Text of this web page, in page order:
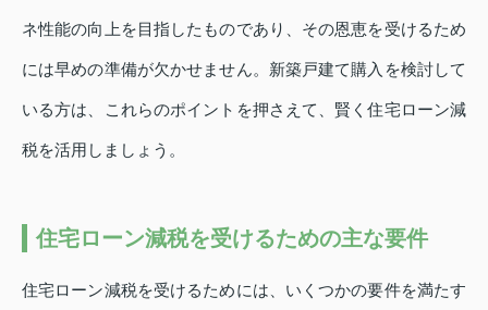
ネ性能の向上を目指したものであり、その恩恵を受けるため
には早めの準備が欠かせません。新築戸建て購入を検討して
いる方は、これらのポイントを押さえて、賢く住宅ローン減
税を活用しましょう。
住宅ローン減税を受けるための主な要件
住宅ローン減税を受けるためには、いくつかの要件を満たす